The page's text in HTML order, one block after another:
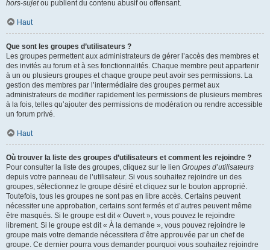
hors-sujetou publient du contenu abusif ou offensant.
Haut
Que sont les groupes d’utilisateurs ?
Les groupes permettent aux administrateurs de gérer l’accès des membres et
des invités au forum et à ses fonctionnalités. Chaque membre peut appartenir
à un ou plusieurs groupes et chaque groupe peut avoir ses permissions. La
gestion des membres par l’intermédiaire des groupes permet aux
administrateurs de modifier rapidement les permissions de plusieurs membres
à la fois, telles qu’ajouter des permissions de modération ou rendre accessible
un forum privé.
Haut
Où trouver la liste des groupes d’utilisateurs et comment les rejoindre ?
Pour consulter la liste des groupes, cliquez sur le lien Groupes d’utilisateurs
depuis votre panneau de l’utilisateur. Si vous souhaitez rejoindre un des
groupes, sélectionnez le groupe désiré et cliquez sur le bouton approprié.
Toutefois, tous les groupes ne sont pas en libre accès. Certains peuvent
nécessiter une approbation, certains sont fermés et d’autres peuvent même
être masqués. Si le groupe est dit « Ouvert », vous pouvez le rejoindre
librement. Si le groupe est dit « À la demande », vous pouvez rejoindre le
groupe mais votre demande nécessitera d’être approuvée par un chef de
groupe. Ce dernier pourra vous demander pourquoi vous souhaitez rejoindre